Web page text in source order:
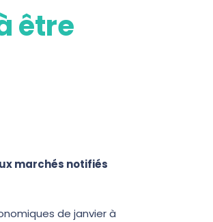
être
marchés notifiés
de janvier à